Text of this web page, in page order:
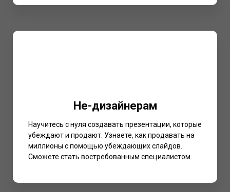
Не-дизайнерам
Научитесь с нуля создавать презентации, которые
убеждают и продают. Узнаете, как продавать на
миллионы с помощью убеждающих слайдов.
Сможете стать востребованным специалистом.